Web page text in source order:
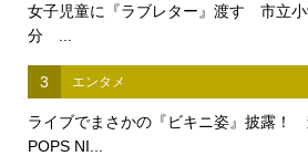
女子児童に『ラブレター』渡す 市立
分 ...
3 エンタメ
ライブでまさかの『ビキニ姿』披露！
POPS NI...